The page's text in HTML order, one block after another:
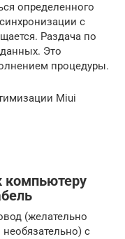
определенного
с
Раздача по
Это
процедуры.
Miui
компьютеру
(желательно
с